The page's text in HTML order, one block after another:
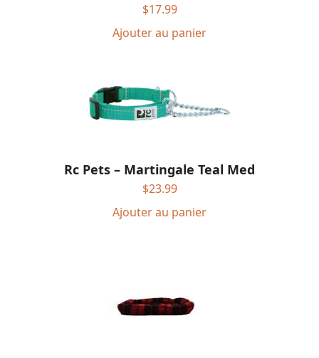
$17.99
Ajouter au panier
Rc Pets – Martingale Teal Med
$23.99
Ajouter au panier